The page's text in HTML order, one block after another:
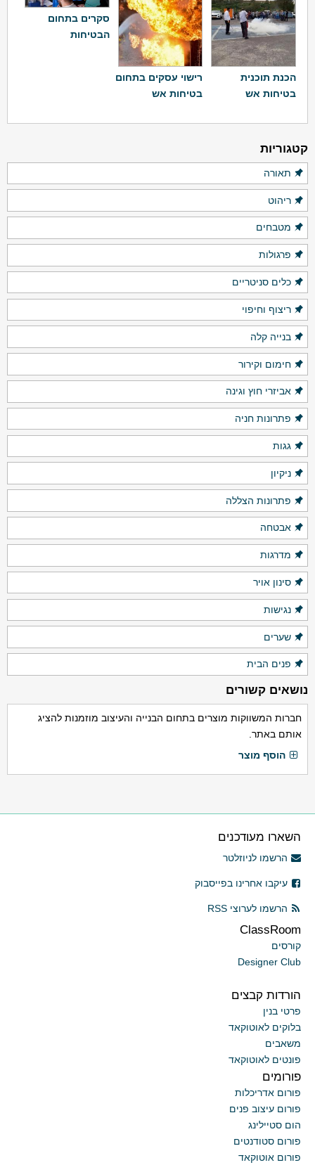
הכנת תוכנית
בטיחות אש
רישוי עסקים בתחום
בטיחות אש
סקרים בתחום
הבטיחות
קטגוריות
תאורה
ריהוט
מטבחים
פרגולות
כלים סניטריים
ריצוף וחיפוי
בנייה קלה
חימום וקירור
אביזרי חוץ וגינה
פתרונות חניה
גגות
ניקיון
פתרונות הצללה
אבטחה
מדרגות
סינון אויר
נגישות
שערים
פנים הבית
נושאים קשורים
חברות המשווקות מוצרים בתחום הבנייה והעיצוב מוזמנות להציג
אותם באתר.
הוסף מוצר
השארו מעודכנים
הרשמו לניוזלטר
עיקבו אחרינו בפייסבוק
הרשמו לערוצי RSS
ClassRoom
קורסים
Designer Club
הורדות קבצים
פרטי בנין
בלוקים לאוטוקאד
משאבים
פונטים לאוטוקאד
פורומים
פורום אדריכלות
פורום עיצוב פנים
הום סטיילינג
פורום סטודנטים
פורום אוטוקאד